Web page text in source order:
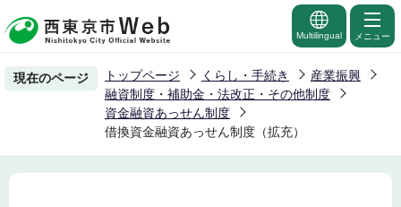
の
ー
先
頭
Multilingual メニュー
現在のページ トップページ くらし・手続き
産業振興
融資制度・補助金・法改正・その他制度
資金融資あっせん制度
借換資金融資あっせん制度（拡充）